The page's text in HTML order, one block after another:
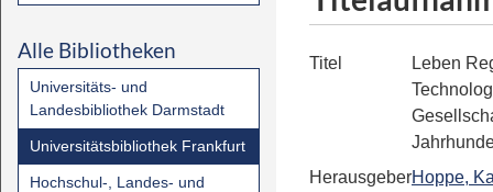
Alle Bibliotheken
Universitäts- und
Landesbibliothek Darmstadt
Universitätsbibliothek Frankfurt
Hochschul-, Landes- und
Titel
Leben
HerausgeberHoppe,